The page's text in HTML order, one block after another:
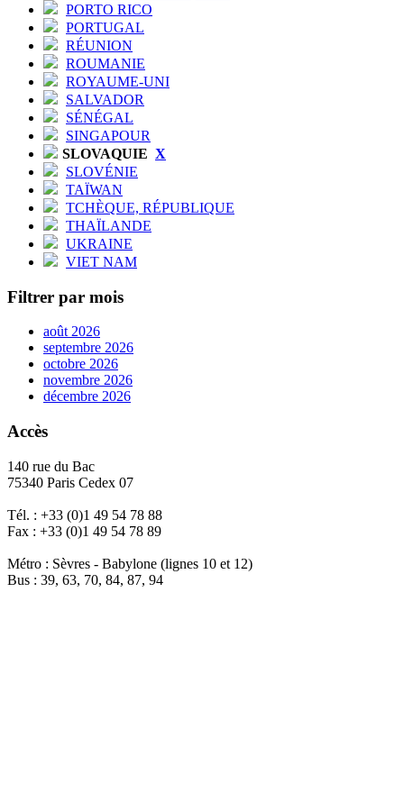
PORTO RICO
PORTUGAL
RÉUNION
ROUMANIE
ROYAUME-UNI
SALVADOR
SÉNÉGAL
SINGAPOUR
SLOVAQUIE X
SLOVÉNIE
TAÏWAN
TCHÈQUE, RÉPUBLIQUE
THAÏLANDE
UKRAINE
VIET NAM
Filtrer par mois
août 2026
septembre 2026
octobre 2026
novembre 2026
décembre 2026
Accès
140 rue du Bac
75340 Paris Cedex 07
Tél. : +33 (0)1 49 54 78 88
Fax : +33 (0)1 49 54 78 89
Métro : Sèvres - Babylone (lignes 10 et 12)
Bus : 39, 63, 70, 84, 87, 94